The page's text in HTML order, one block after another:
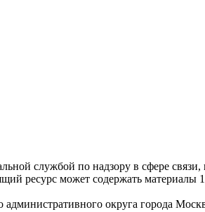
службой по надзору в сфере
ресурс может содержать материалы
административного округа города